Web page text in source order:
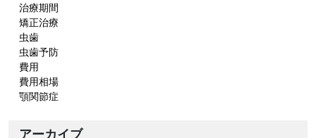
治療期間
矯正治療
虫歯
虫歯予防
費用
費用相場
顎関節症
アーカイブ